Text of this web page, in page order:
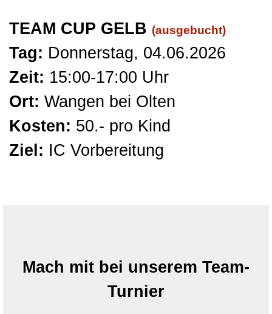
TEAM CUP GELB (ausgebucht)
Tag: Donnerstag, 04.06.2026
Zeit: 15:00-17:00 Uhr
Ort: Wangen bei Olten
Kosten: 50.- pro Kind
Ziel: IC Vorbereitung
Mach mit bei unserem Team-
Turnier